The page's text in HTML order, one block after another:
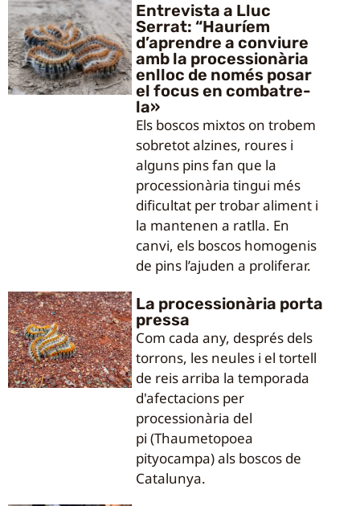
Entrevista a Lluc
Serrat: “Hauríem
d’aprendre a conviure
amb la processionària
enlloc de només posar
el focus en combatre-
la»
Els boscos mixtos on trobem
sobretot alzines, roures i
alguns pins fan que la
processionària tingui més
dificultat per trobar aliment i
la mantenen a ratlla. En
canvi, els boscos homogenis
de pins l’ajuden a proliferar.
La processionària porta
pressa
Com cada any, després dels
torrons, les neules i el tortell
de reis arriba la temporada
d'afectacions per
processionària del
pi (Thaumetopoea
pityocampa) als boscos de
Catalunya.